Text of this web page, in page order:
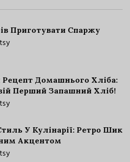
Приготувати Спаржу
Рецепт Домашнього Хліба:
Перший Запашний Хліб!
У Кулінарії: Ретро Шик
Акцентом